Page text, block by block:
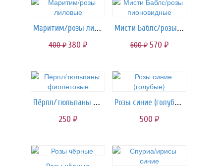
Маритим/розы лиловые
400руб. 380 руб.
Мисти Баблс/розы пионовидные
600руб. 570 руб.
Пёрпл/тюльпаны фиолетовые
250 руб.
Розы синие (голубые)
500 руб.